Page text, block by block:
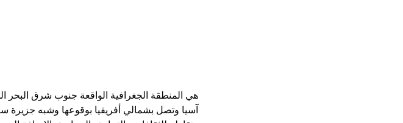
هي المنطقة الجغرافية الواقعة جنوب شرق
آسيا وتصل بشمالي أفريقيا بوقوعها وشبه جزيرة